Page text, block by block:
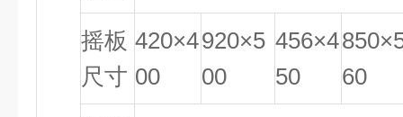
摇板
尺寸
420×4
00
920×5
00
456×4
50
60